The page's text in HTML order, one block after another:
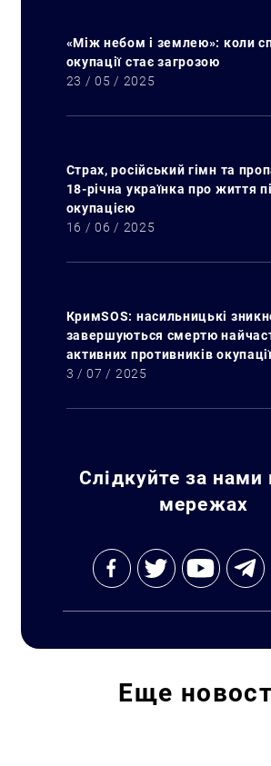
«Між небом і землею»: коли
окупації стає загрозою
23 / 05 / 2025
Страх, російський гімн та
18-річна українка про життя
окупацією
16 / 06 / 2025
КримSOS: насильницькі
завершуються смертю
активних противників
3 / 07 / 2025
Слідкуйте за нами
мережах
Еще